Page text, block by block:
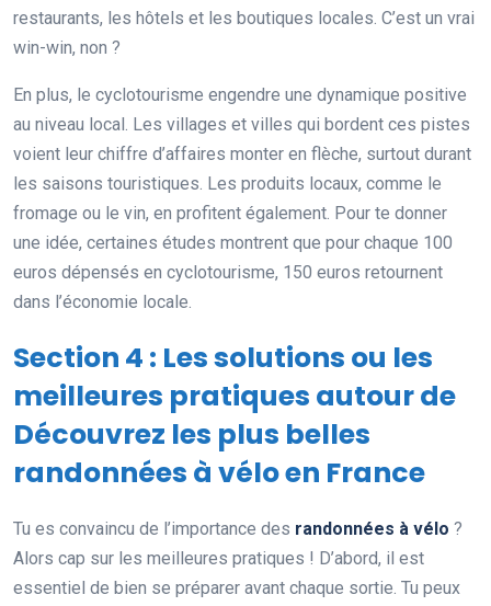
restaurants, les hôtels et les boutiques locales. C’est un vrai
win-win, non ?
En plus, le cyclotourisme engendre une dynamique positive
au niveau local. Les villages et villes qui bordent ces pistes
voient leur chiffre d’affaires monter en flèche, surtout durant
les saisons touristiques. Les produits locaux, comme le
fromage ou le vin, en profitent également. Pour te donner
une idée, certaines études montrent que pour chaque 100
euros dépensés en cyclotourisme, 150 euros retournent
dans l’économie locale.
Section 4 : Les solutions ou les
meilleures pratiques autour de
Découvrez les plus belles
randonnées à vélo en France
Tu es convaincu de l’importance des randonnées à vélo ?
Alors cap sur les meilleures pratiques ! D’abord, il est
essentiel de bien se préparer avant chaque sortie. Tu peux